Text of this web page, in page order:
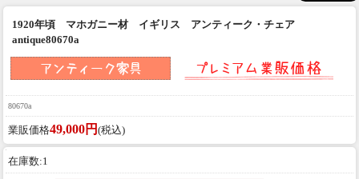
1920年頃 マホガニー材 イギリス アンティーク・チェア
antique80670a
80670a
業販価格49,000円 (税込)
在庫数:1